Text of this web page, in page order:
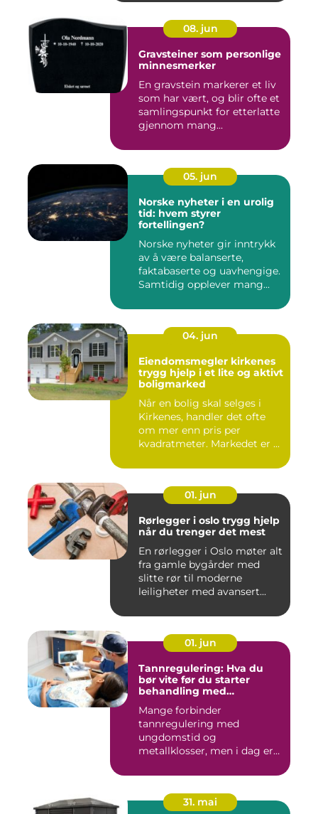
08. jun
Gravsteiner som personlige
minnesmerker
En gravstein markerer et liv
som har vært, og blir ofte et
samlingspunkt for etterlatte
gjennom mang...
05. jun
Norske nyheter i en urolig
tid: hvem styrer
fortellingen?
Norske nyheter gir inntrykk
av å være balanserte,
faktabaserte og uavhengige.
Samtidig opplever mang...
04. jun
Eiendomsmegler kirkenes
trygg hjelp i et lite og aktivt
boligmarked
Når en bolig skal selges i
Kirkenes, handler det ofte
om mer enn pris per
kvadratmeter. Markedet er ...
01. jun
Rørlegger i oslo trygg hjelp
når du trenger det mest
En rørlegger i Oslo møter alt
fra gamle bygårder med
slitte rør til moderne
leiligheter med avansert...
01. jun
Tannregulering: Hva du
bør vite før du starter
behandling med
Mange forbinder
tannregulering med
ungdomstid og
metallklosser, men i dag er
31. mai